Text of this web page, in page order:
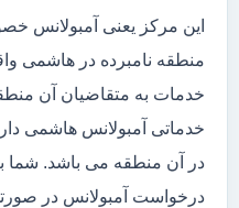
این مرکز یعنی آمبولانس
منطقه نامبرده در هاشمی
خدمات به متقاضیان آن
خدماتی آمبولانس هاشمی
در آن منطقه می باشد. شما
درخواست آمبولانس در